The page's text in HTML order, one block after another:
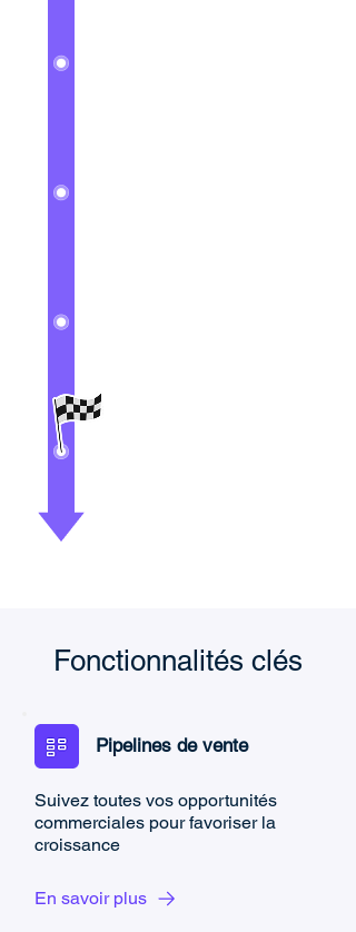
Fonctionnalités clés
Pipelines de vente
Suivez toutes vos opportunités
commerciales pour favoriser la
croissance
En savoir plus